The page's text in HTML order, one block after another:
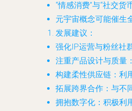
“情感消费”与“社交
元宇宙概念可能催生
发展建议：
强化IP运营与粉丝社
注重产品设计与质量
构建柔性供应链：利
拓展跨界合作：与不
拥抱数字化：积极利